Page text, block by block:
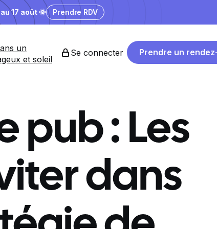
17 août 🌞 Prendre RDV
Se connecter Prendre un
pub : Les
dans